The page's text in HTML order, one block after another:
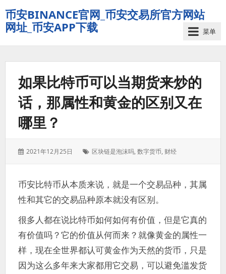
币安BINANCE官网_币安交易所官方网站
网址_币安APP下载
菜单
如果比特币可以当期货来炒的
话，那属性和黄金的区别又在
哪里？
发
2021年12月25日
标
区块链是泡沫吗,数字货币, 财经
币安比特币从本质来说，就是一个交易品种，其属
性和其它的交易品种原本就没有区别。
很多人都在说比特币如何如何有价值，但是它真的
有价值吗？它的价值从何而来？就像黄金的属性一
样，现在全世界都认可黄金作为天然的货币，只是
因为这么多年来大家都用它交易，可以避免滥发货